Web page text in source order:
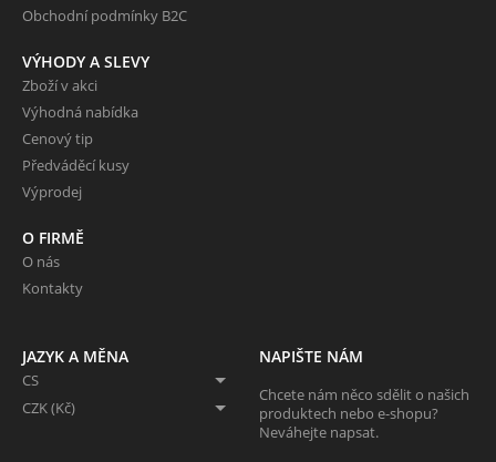
Obchodní podmínky B2C
VÝHODY A SLEVY
Zboží v akci
Výhodná nabídka
Cenový tip
Předváděcí kusy
Výprodej
O FIRMĚ
O nás
Kontakty
JAZYK A MĚNA
CS
CZK (Kč)
NAPIŠTE NÁM
Chcete nám něco sdělit o našich
produktech nebo e-shopu?
Neváhejte napsat.